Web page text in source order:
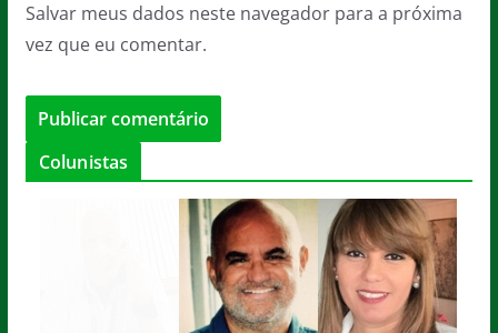
Salvar meus dados neste navegador para a próxima
vez que eu comentar.
Colunistas